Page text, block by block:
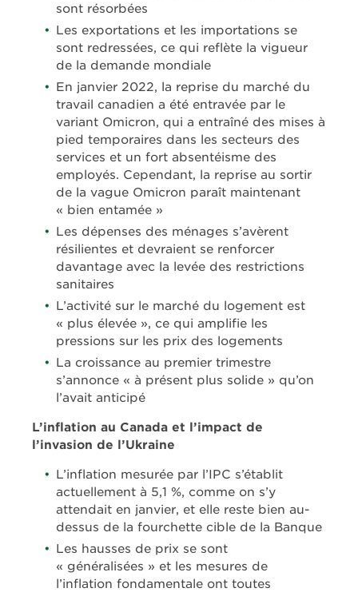
sont résorbées
Les exportations et les importations se
sont redressées, ce qui reflète la vigueur
de la demande mondiale
En janvier 2022, la reprise du marché du
travail canadien a été entravée par le
variant Omicron, qui a entraîné des mises à
pied temporaires dans les secteurs des
services et un fort absentéisme des
employés. Cependant, la reprise au sortir
de la vague Omicron paraît maintenant
« bien entamée »
Les dépenses des ménages s’avèrent
résilientes et devraient se renforcer
davantage avec la levée des restrictions
sanitaires
L’activité sur le marché du logement est
« plus élevée », ce qui amplifie les
pressions sur les prix des logements
La croissance au premier trimestre
s’annonce « à présent plus solide » qu’on
l’avait anticipé
L’inflation au Canada et l’impact de
l’invasion de l’Ukraine
L’inflation mesurée par l’IPC s’établit
actuellement à 5,1 %, comme on s’y
attendait en janvier, et elle reste bien au-
dessus de la fourchette cible de la Banque
Les hausses de prix se sont
« généralisées » et les mesures de
l’inflation fondamentale ont toutes